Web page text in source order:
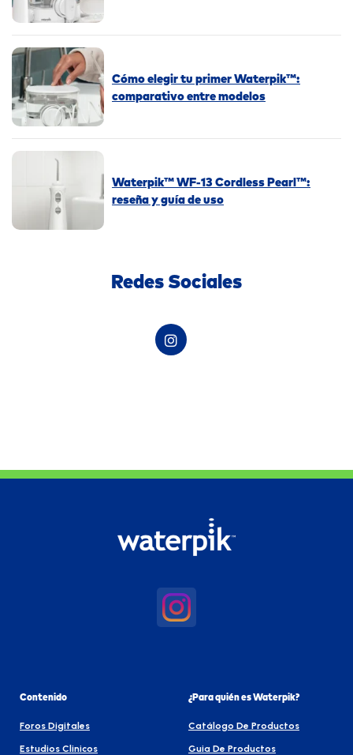
Cómo elegir tu primer Waterpik™:
comparativo entre modelos
Waterpik™ WF-13 Cordless Pearl™:
reseña y guía de uso
Redes Sociales
Contenido
Foros Digitales
Estudios Clinicos
¿Para quién es Waterpik?
Catálogo De Productos
Guia De Productos